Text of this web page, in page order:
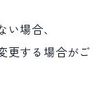
場合、
更する場合がご